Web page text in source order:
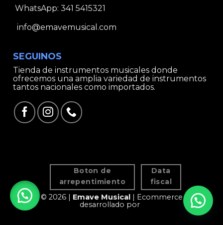
WhatsApp: 341 5415321
info@emavemusical.com
SEGUINOS
Tienda de instrumentos musicales donde
ofrecemos una amplia variedad de instrumentos
tantos nacionales como importados.
Boton de
arrepentimiento
Data
fiscal
© 2026 | Emave Musical
| Ecommerce
desarrollado por